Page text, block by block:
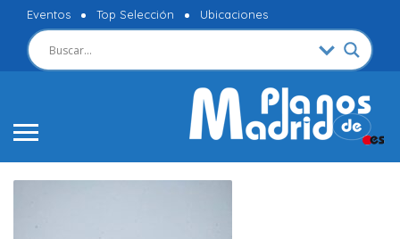
Eventos Top Selección Ubicaciones